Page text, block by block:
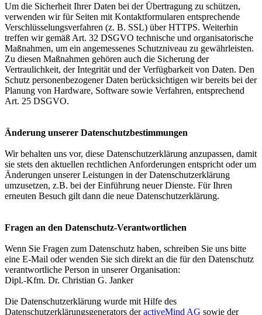
Um die Sicherheit Ihrer Daten bei der Übertragung zu schützen,
verwenden wir für Seiten mit Kontaktformularen entsprechende
Verschlüsselungsverfahren (z. B. SSL) über HTTPS. Weiterhin
treffen wir gemäß Art. 32 DSGVO technische und organisatorische
Maßnahmen, um ein angemessenes Schutzniveau zu gewährleisten.
Zu diesen Maßnahmen gehören auch die Sicherung der
Vertraulichkeit, der Integrität und der Verfügbarkeit von Daten. Den
Schutz personenbezogener Daten berücksichtigen wir bereits bei der
Planung von Hardware, Software sowie Verfahren, entsprechend
Art. 25 DSGVO.
Änderung unserer Datenschutzbestimmungen
Wir behalten uns vor, diese Datenschutzerklärung anzupassen, damit
sie stets den aktuellen rechtlichen Anforderungen entspricht oder um
Änderungen unserer Leistungen in der Datenschutzerklärung
umzusetzen, z.B. bei der Einführung neuer Dienste. Für Ihren
erneuten Besuch gilt dann die neue Datenschutzerklärung.
Fragen an den Datenschutz-Verantwortlichen
Wenn Sie Fragen zum Datenschutz haben, schreiben Sie uns bitte
eine E-Mail oder wenden Sie sich direkt an die für den Datenschutz
verantwortliche Person in unserer Organisation:
Dipl.-Kfm. Dr. Christian G. Janker
Die Datenschutzerklärung wurde mit Hilfe des
Datenschutzerklärungsgenerators deractiveMind AG sowie der